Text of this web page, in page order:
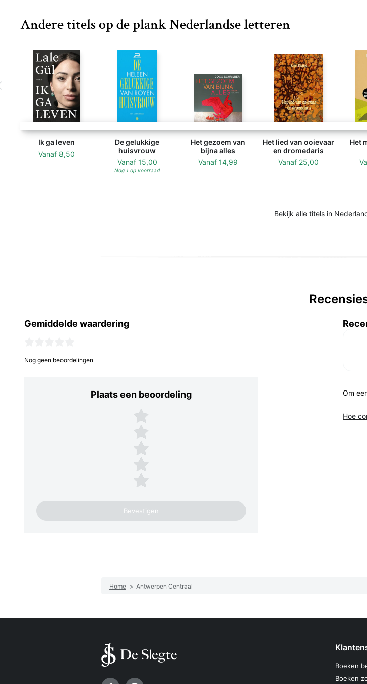
Andere titels op de plank Nederlandse letteren
Ik ga leven
Vanaf 8,50
De gelukkige
huisvrouw
Vanaf 15,00
Nog 1 op voorraad
Het gezoem van
bijna alles
Vanaf 14,99
Het lied van ooievaar
en dromedaris
Vanaf 25,00
Het
Bekijk alle titels in
Gemiddelde waardering
Nog geen beoordelingen
Plaats een beoordeling
Plaats een beoordeling
5 sterren
4 sterren
3 sterren
2 sterren
1 ster
Om
Hoe
Home > Antwerpen Centraal
Volg ons op
Boeken
Boeken